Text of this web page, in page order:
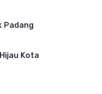
Padang
Kota